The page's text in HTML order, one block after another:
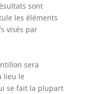
sont
les éléments
visés par
sera
lieu le
se fait la plupart